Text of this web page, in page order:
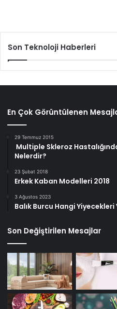
Son Teknoloji Haberleri
En Çok Görüntülenen
29 Temmuz 2015
Multiple Skleroz
Nelerdir?
23 Şubat 2018
Erkek Kaban Modelleri 2018
3 Ağustos 2023
Balık Burcu Hangi
Son Değiştirilen Mesajlar